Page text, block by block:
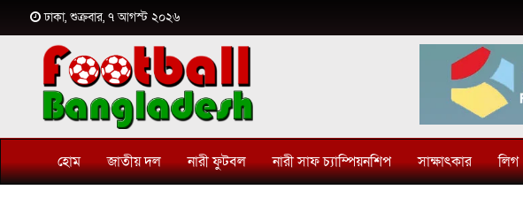
ঢাকা, শুক্রবার, ৭ আগস্ট ২০২৬
হোম জাতীয় দল নারী ফুটবল নারী সাফ চ্যাম্পিয়নশিপ সাক্ষাৎকার লিগ